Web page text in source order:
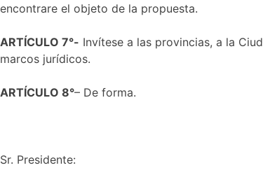
encontrare el objeto de la propuesta.
ARTÍCULO 7°- Invítese a las provincias, a la
marcos jurídicos.
ARTÍCULO 8°– De forma.
Sr. Presidente: